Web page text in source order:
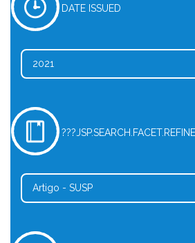
DATE ISSUED
2021
Artigo - SUSP